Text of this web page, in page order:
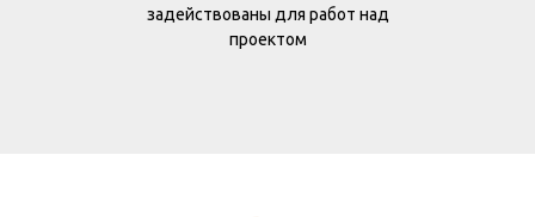
задействованы для работ над
проектом